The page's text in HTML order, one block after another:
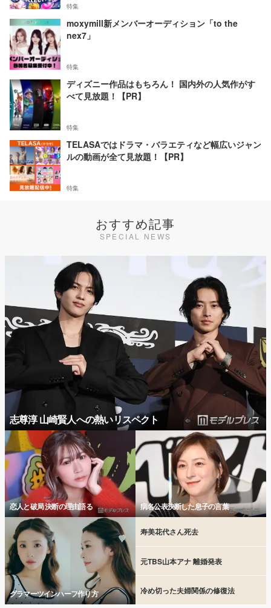
特集
moxymill新メンバーオーディション「to the
nex7」
特集
ディズニー作品はもちろん！ 国内外の人気作がす
べて見放題！【PR】
特集
TELASAではドラマ・バラエティなど幅広いジャン
ルの動画が全て見放題！【PR】
特集
おすすめ記事
SPECIAL NEWS
志尊淳 山崎賢人への熱いリスペクト
恋人と破局 決断の理由語る 病名公表決断した息子の言葉
グラマーツインハーフ作り方
寿美花代さん死去
元TBS山本アナ 離婚発表
冷め切った夫婦関係の修復法